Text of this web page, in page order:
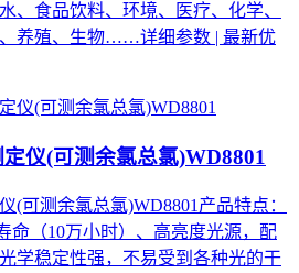
、食品饮料、环境、医疗、化学、
、养殖、生物……详细参数 | 最新优
仪(可测余氯总氯)WD8801
(可测余氯总氯)WD8801产品特点：
命（10万小时）、高亮度光源，配
学稳定性强，不易受到各种光的干